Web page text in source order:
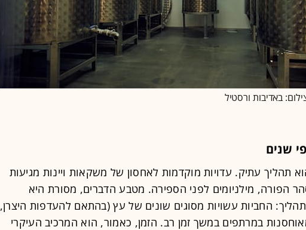
באדיבות ורסטיל
שנים
תהליך עתיק. עדויות מוקדמות לאחסון של משקאות ויינות מגיעות
הפורה, מילניומים לפני הספירה. מטבע הדברים, מסורת היא
החביות עשויות מסוגים שונים של עץ (בהתאם להעדפות היצרן,
במרתפים במשך זמן רב. הזמן, כאמור, הוא המרכיב העיקרי